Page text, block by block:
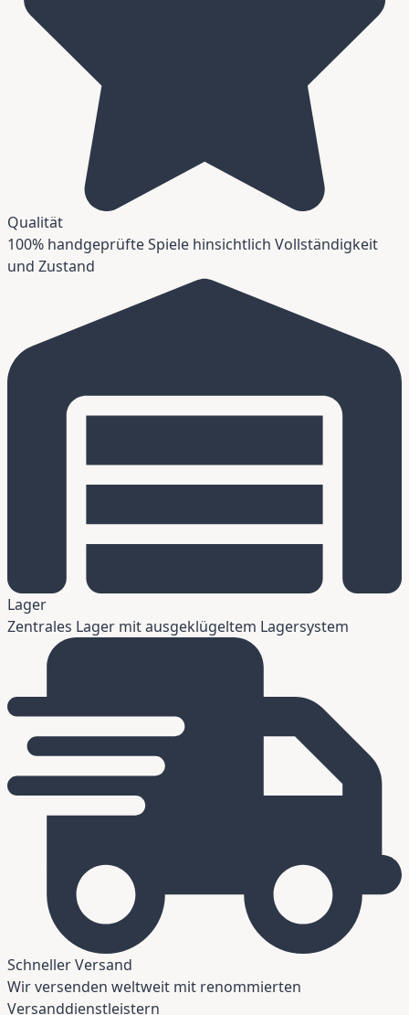
Qualität
100% handgeprüfte Spiele hinsichtlich Vollständigkeit
und Zustand
Lager
Zentrales Lager mit ausgeklügeltem Lagersystem
Schneller Versand
Wir versenden weltweit mit renommierten
Versanddienstleistern